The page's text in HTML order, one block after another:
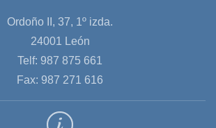
Ordoño II, 37, 1º izda.
24001 León
Telf: 987 875 661
Fax: 987 271 616